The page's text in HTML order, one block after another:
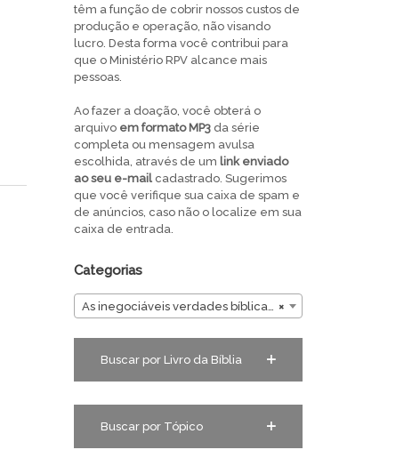
têm a função de cobrir nossos custos de
produção e operação, não visando
lucro. Desta forma você contribui para
que o Ministério RPV alcance mais
pessoas.
Ao fazer a doação, você obterá o
arquivo em formato MP3 da série
completa ou mensagem avulsa
escolhida, através de umlink enviado
ao seu e-mail cadastrado. Sugerimos
que você verifique sua caixa de spam e
de anúncios, caso não o localize em sua
caixa de entrada.
Categorias
×
As inegociáveis verdades bíblicas em Romanos
Buscar por Livro da Bíblia
Buscar por Tópico